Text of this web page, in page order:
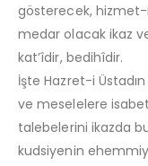
gösterecek, hizmet-
medar olacak ikaz
kat’îdir, bedihîdir.
İşte Hazret-i
ve meselelere
talebelerini ikazda
kudsiyenin